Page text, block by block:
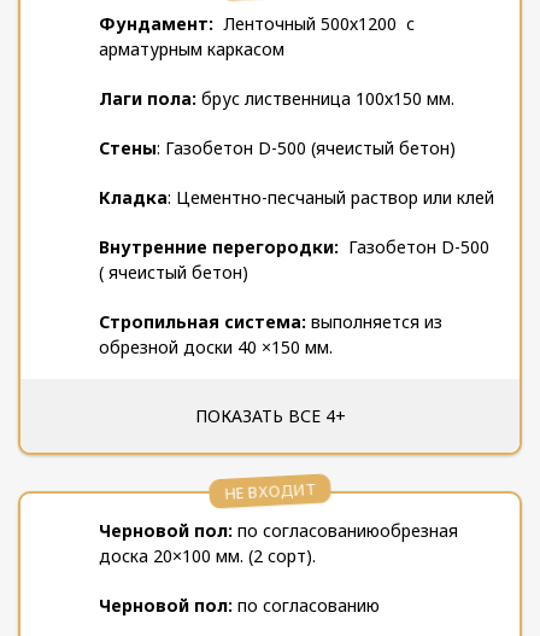
Фундамент: Ленточный 500х1200 с
арматурным каркасом
Лаги пола: брус лиственница 100х150 мм.
Стены: Газобетон D-500 (ячеистый бетон)
Кладка: Цементно-песчаный раствор или клей
Внутренние перегородки: Газобетон D-500
( ячеистый бетон)
Стропильная система: выполняется из
обрезной доски 40 ×150 мм.
обрезная доска 40×150 мм. шаг 0,8 м.
Обрешётка стропил:обрезная доска 25×150
мм. (2 сорт), шаг 20 см.
Под кровлю прокладывается ветрозащита
«Изоспан А» и его аналоги.
Кровельный материал
ПОКАЗАТЬ ВСЕ 4+
НЕ ВХОДИТ
Черновой пол: по согласованиюобрезная
доска 20×100 мм. (2 сорт).
Черновой пол: по согласованию